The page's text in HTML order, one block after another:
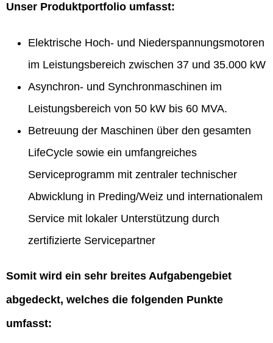
Unser Produktportfolio umfasst:
Elektrische Hoch- und Niederspannungsmotoren
im Leistungsbereich zwischen 37 und 35.000 kW
Asynchron- und Synchronmaschinen im
Leistungsbereich von 50 kW bis 60 MVA.
Betreuung der Maschinen über den gesamten
LifeCycle sowie ein umfangreiches
Serviceprogramm mit zentraler technischer
Abwicklung in Preding/Weiz und internationalem
Service mit lokaler Unterstützung durch
zertifizierte Servicepartner
Somit wird ein sehr breites Aufgabengebiet
abgedeckt, welches die folgenden Punkte
umfasst: